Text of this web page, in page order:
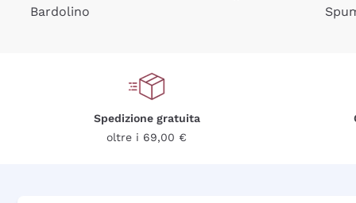
Bardolino
Spedizione gratuita
oltre i 69,00 €